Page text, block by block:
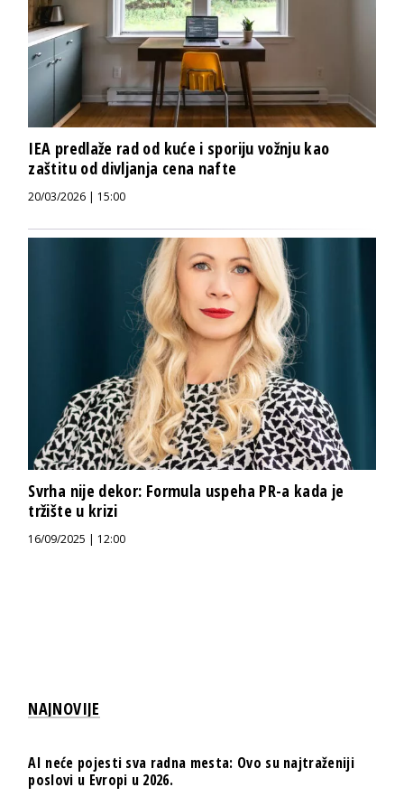
IEA predlaže rad od kuće i sporiju vožnju kao
zaštitu od divljanja cena nafte
20/03/2026 | 15:00
Svrha nije dekor: Formula uspeha PR-a kada je
tržište u krizi
16/09/2025 | 12:00
NAJNOVIJE
AI neće pojesti sva radna mesta: Ovo su najtraženiji
poslovi u Evropi u 2026.